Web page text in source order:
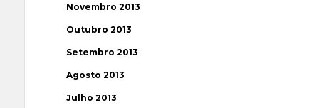
Novembro 2013
Outubro 2013
Setembro 2013
Agosto 2013
Julho 2013